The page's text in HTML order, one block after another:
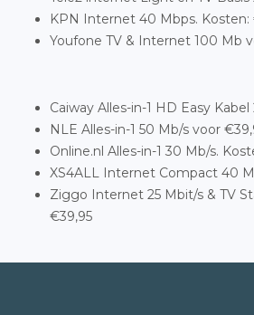
KPN Internet 40 Mbps. Kosten:
Youfone TV & Internet 100 Mb
Caiway Alles-in-1 HD Easy
NLE Alles-in-1 50 Mb/s voor
Online.nl Alles-in-1 30 Mb/s.
XS4ALL Internet Compact 40
Ziggo Internet 25 Mbit/s & TV
€39,95